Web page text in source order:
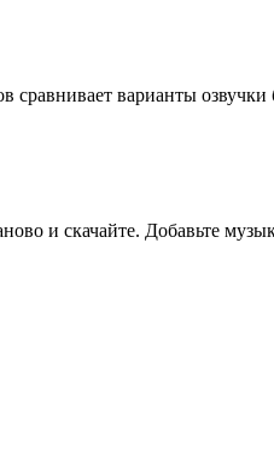
сравнивает варианты озвучки
и скачайте. Добавьте